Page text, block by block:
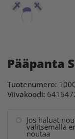
Pääpanta
Tuotenumero:
Viivakoodi:
Jos haluat
valitsemalla
noutaa